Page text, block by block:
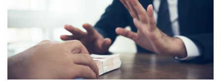
A prevenção clínica da coceira no ânus
Os sintomas clínicos do teratoma de ovário
O tratamento médico da síndrome da fadiga
crônica
As causas médicas da queda dos cabelos ou
calvície
Quando a gestão é o obstáculo para o resultado
positivo